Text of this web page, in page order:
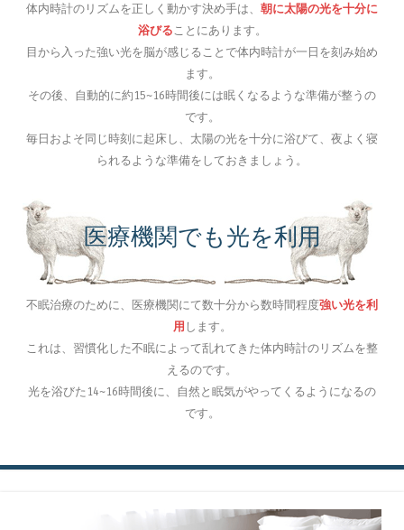
体内時計のリズムを正しく動かす決め手は、 朝に太陽の光を十分に
浴びる ことにあります。
目から入った強い光を脳が感じることで体内時計が一日を刻み始め
ます。
その後、自動的に約15~16時間後には眠くなるような準備が整うの
です。
毎日およそ同じ時刻に起床し、太陽の光を十分に浴びて、夜よく寝
られるような準備をしておきましょう。
医療機関でも光を利用
不眠治療のために、医療機関にて数十分から数時間程度強い光を利
用 します。
これは、習慣化した不眠によって乱れてきた体内時計のリズムを整
えるのです。
光を浴びた14~16時間後に、自然と眠気がやってくるようになるの
です。